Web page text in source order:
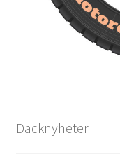
Däcknyheter